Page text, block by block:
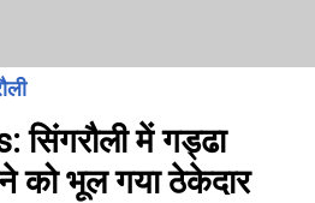
में गड्ढा
को भूल गया ठेकेदार